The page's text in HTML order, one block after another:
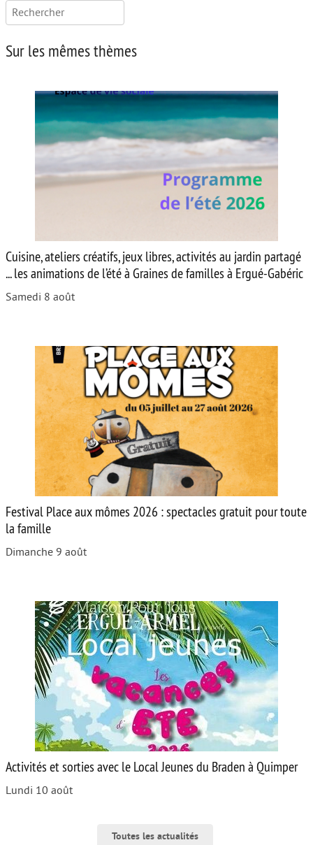
Rechercher :
Sur les mêmes thèmes
Cuisine, ateliers créatifs, jeux libres, activités au jardin partagé
... les animations de l’été à Graines de familles à Ergué-Gabéric
Samedi 8 août
Festival Place aux mômes 2026 : spectacles gratuit pour toute
la famille
Dimanche 9 août
Activités et sorties avec le Local Jeunes du Braden à Quimper
Lundi 10 août
Toutes les actualités